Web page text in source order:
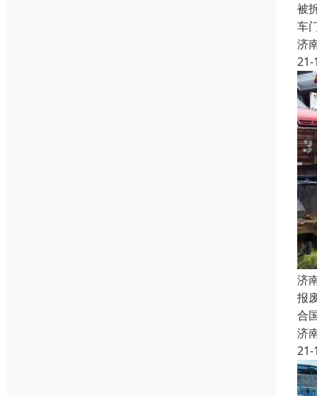
被
车
济
21-
济
报
合
济
21-